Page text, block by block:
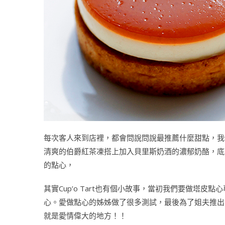
每次客人來到店裡，都會問說問說最推薦什麼甜點，
清爽的伯爵紅茶凍搭上加入貝里斯奶酒的濃郁奶酪，
的點心，
其實Cup’o Tart也有個小故事，當初我們要做塔皮點
心。愛做點心的姊姊做了很多測試，最後為了姐夫推
就是愛情偉大的地方！！